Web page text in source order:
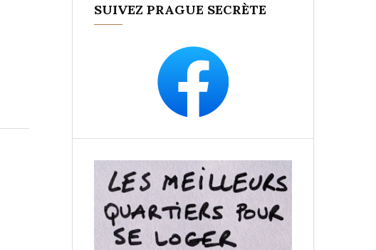
SUIVEZ PRAGUE SECRÈTE